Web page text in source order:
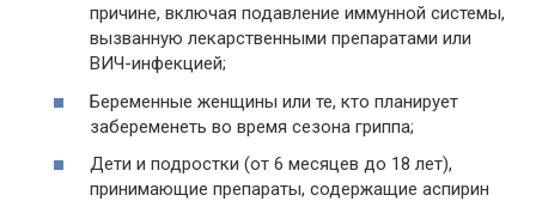
причине, включая подавление иммунной системы,
вызванную лекарственными препаратами или
ВИЧ-инфекцией;
Беременные женщины или те, кто планирует
забеременеть во время сезона гриппа;
Дети и подростки (от 6 месяцев до 18 лет),
принимающие препараты, содержащие аспирин